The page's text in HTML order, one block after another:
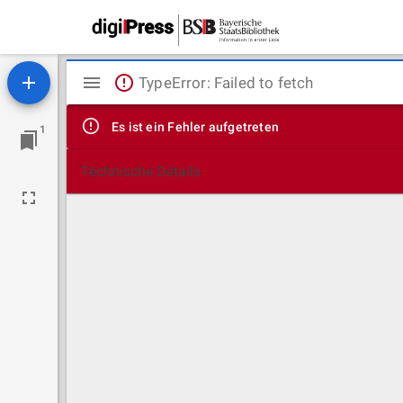
1
Mirador
Viewer
TypeError: Failed to fetch
Es ist ein Fehler aufgetreten
Technische Details